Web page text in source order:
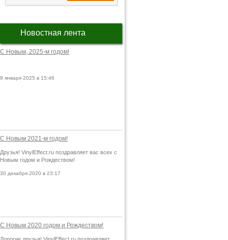
Новостная лента
С Новым, 2025-м годом!
9 января 2025 в 15:46
С Новым 2021-м годом!
Друзья! VinylEffect.ru поздравляет вас всех с
Новым годом и Рождеством!
30 декабря 2020 в 23:17
С Новым 2020 годом и Рождеством!